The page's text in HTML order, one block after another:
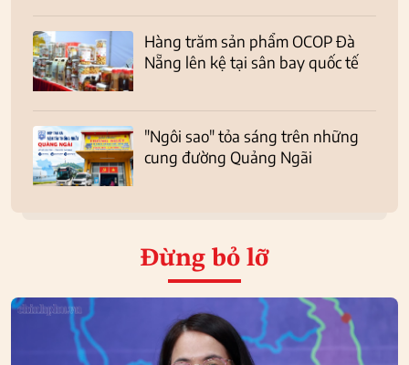
Hàng trăm sản phẩm OCOP Đà
Nẵng lên kệ tại sân bay quốc tế
"Ngôi sao" tỏa sáng trên những
cung đường Quảng Ngãi
Đừng bỏ lỡ